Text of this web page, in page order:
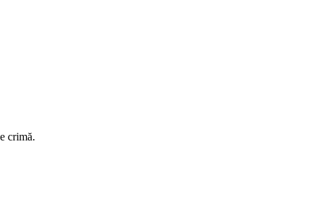
crimă.